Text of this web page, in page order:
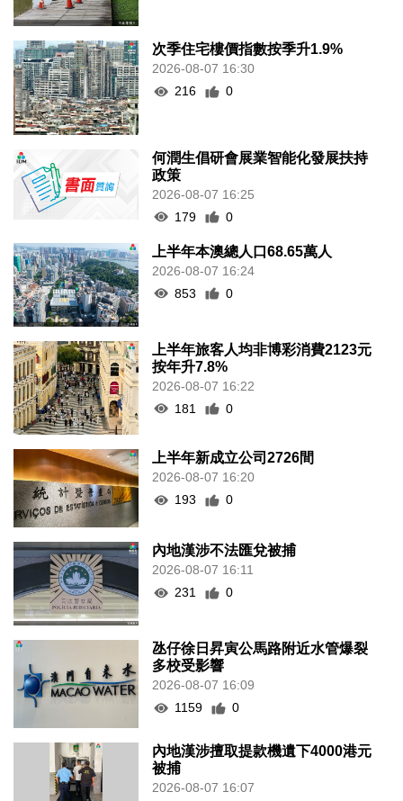
次季住宅樓價指數按季升1.9%
2026-08-07 16:30
216
0
何潤生倡研會展業智能化發展扶持
政策
2026-08-07 16:25
179
0
上半年本澳總人口68.65萬人
2026-08-07 16:24
853
0
上半年旅客人均非博彩消費2123元
按年升7.8%
2026-08-07 16:22
181
0
上半年新成立公司2726間
2026-08-07 16:20
193
0
內地漢涉不法匯兌被捕
2026-08-07 16:11
231
0
氹仔徐日昇寅公馬路附近水管爆裂
多校受影響
2026-08-07 16:09
1159
0
內地漢涉擅取提款機遺下4000港元
被捕
2026-08-07 16:07